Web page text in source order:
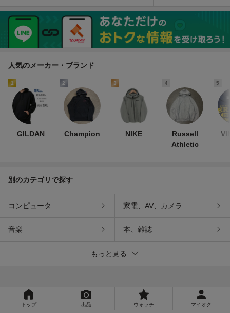
ーディー スウェット プル
オーバー 2XL ズッカ FF
千鳥 メンズ
サイズM ネイビー 紺色 無
地 紐 メンズ トップス 最
落なし
ルオーバー フーディート
レフォイル ロゴ ●Ｂ539
人気のメーカー・ブランド
1
GILDAN
2
Champion
3
NIKE
4
Russell
Athletic
5
別のカテゴリで探す
コンピュータ 家電、AV、カメラ
音楽 本、雑誌
もっと見る
トップ 出品 ウォッチ マイオク